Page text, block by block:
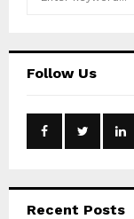
h
o
Follow Us
Recent Posts